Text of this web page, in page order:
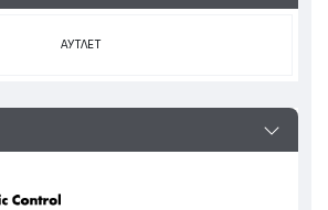
АУТЛЕТ